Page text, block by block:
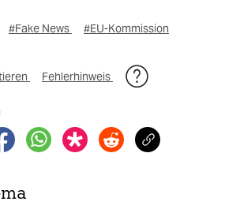
#Fake News #EU-Kommission
Fehlerhinweis